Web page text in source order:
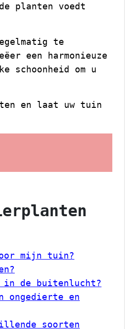
planten voedt
te
een harmonieuze
schoonheid om u
en laat uw tuin
mijn tuin?
in de buitenlucht?
ongedierte en
soorten